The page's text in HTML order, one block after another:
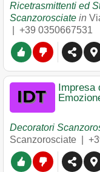
Ricetrasmittenti ed
Scanzorosciate in
+39 0350667531
Impresa
Decoratori
Scanzorosciate